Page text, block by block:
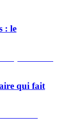
: le
qui fait